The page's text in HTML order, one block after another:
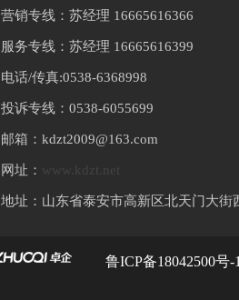
营销专线：苏经理 16665616366
服务专线：苏经理 16665616399
电话/传真:0538-6368998
投诉专线：0538-6055699
邮箱：kdzt2009@163.com
网址： www.kdzt.net
地址：山东省泰安市高新区北天门大街
鲁ICP备18042500号-